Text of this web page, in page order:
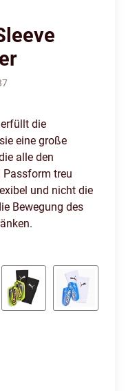
die
eine große
alle den
Passform treu
und nicht die
Bewegung des